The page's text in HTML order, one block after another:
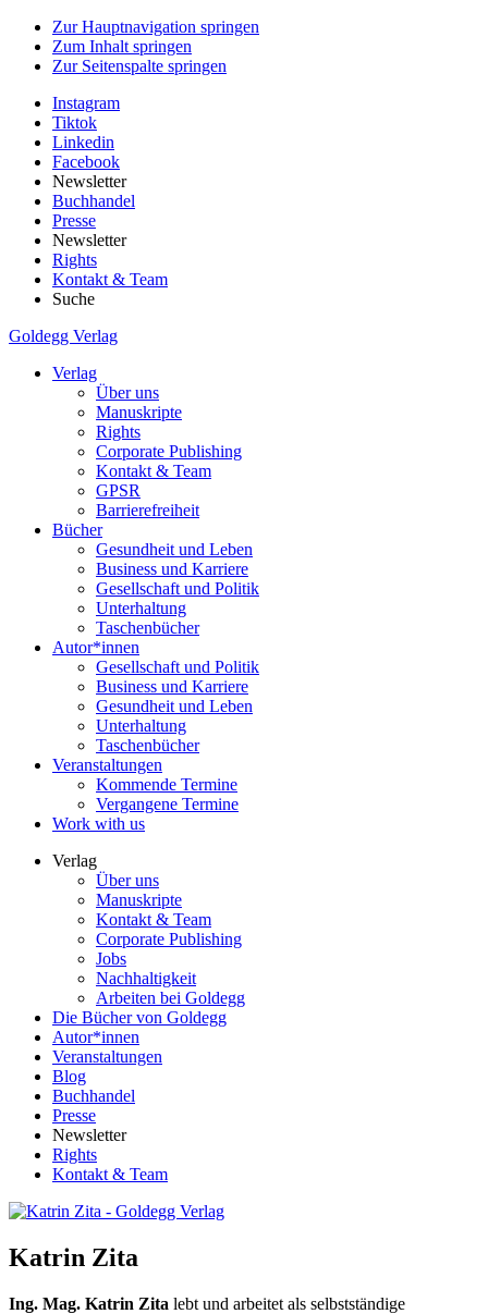
Zur Hauptnavigation springen
Zum Inhalt springen
Zur Seitenspalte springen
Instagram
Tiktok
Linkedin
Facebook
Newsletter
Buchhandel
Presse
Newsletter
Rights
Kontakt & Team
Suche
Goldegg Verlag
Verlag
Über uns
Manuskripte
Rights
Corporate Publishing
Kontakt & Team
GPSR
Barrierefreiheit
Bücher
Gesundheit und Leben
Business und Karriere
Gesellschaft und Politik
Unterhaltung
Taschenbücher
Autor*innen
Gesellschaft und Politik
Business und Karriere
Gesundheit und Leben
Unterhaltung
Taschenbücher
Veranstaltungen
Kommende Termine
Vergangene Termine
Work with us
Verlag
Über uns
Manuskripte
Kontakt & Team
Corporate Publishing
Jobs
Nachhaltigkeit
Arbeiten bei Goldegg
Die Bücher von Goldegg
Autor*innen
Veranstaltungen
Blog
Buchhandel
Presse
Newsletter
Rights
Kontakt & Team
Katrin Zita
Ing. Mag. Katrin Zita lebt und arbeitet als selbstständige